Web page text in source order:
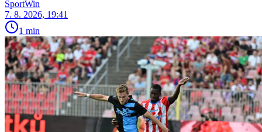
SportWin
7. 8. 2026, 19:41
1 min